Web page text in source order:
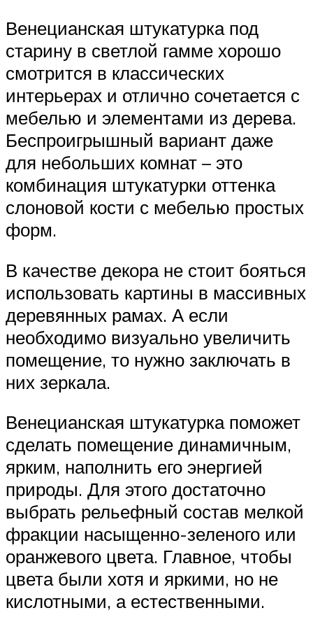
Венецианская штукатурка под
старину в светлой гамме хорошо
смотрится в классических
интерьерах и отлично сочетается с
мебелью и элементами из дерева.
Беспроигрышный вариант даже
для небольших комнат – это
комбинация штукатурки оттенка
слоновой кости с мебелью простых
форм.
В качестве декора не стоит бояться
использовать картины в массивных
деревянных рамах. А если
необходимо визуально увеличить
помещение, то нужно заключать в
них зеркала.
Венецианская штукатурка поможет
сделать помещение динамичным,
ярким, наполнить его энергией
природы. Для этого достаточно
выбрать рельефный состав мелкой
фракции насыщенно-зеленого или
оранжевого цвета. Главное, чтобы
цвета были хотя и яркими, но не
кислотными, а естественными.